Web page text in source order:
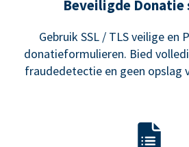
Beveiligde
Gebruik SSL / TLS veilige en
donatieformulieren. Bied
fraudedetectie en geen opslag